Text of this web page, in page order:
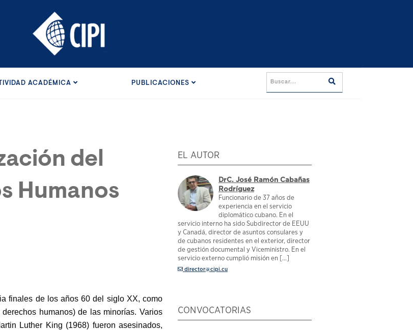
ACADÉMICA PUBLICACIONES
del
Humanos
finales de los años 60 del siglo XX, como
humanos) de las minorías. Varios
Luther King (1968) fueron asesinados,
EL AUTOR
DrC. José Ramón Cabañas
Rodríguez
Funcionario de 37 años de
experiencia en el servicio
diplomático cubano. En el
servicio interno ha sido Subdirector de EEUU
y Canadá, director de asuntos consulares y
de cubanos residentes en el exterior, director
de gestión documental y Viceministro. En el
servicio externo cumplió misión en [...]
director@cipi.cu
CONVOCATORIAS